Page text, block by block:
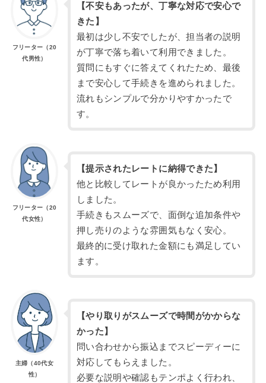
フリーター（20
代男性）
【不安もあったが、丁寧な対応で安心で
きた】
最初は少し不安でしたが、担当者の説明
が丁寧で落ち着いて利用できました。
質問にもすぐに答えてくれたため、最後
まで安心して手続きを進められました。
流れもシンプルで分かりやすかったで
す。
フリーター（20
代女性）
【提示されたレートに納得できた】
他と比較してレートが良かったため利用
しました。
手続きもスムーズで、面倒な追加条件や
押し売りのような雰囲気もなく安心。
最終的に受け取れた金額にも満足してい
ます。
主婦（40代女
性）
【やり取りがスムーズで時間がかからな
かった】
問い合わせから振込までスピーディーに
対応してもらえました。
必要な説明や確認もテンポよく行われ、